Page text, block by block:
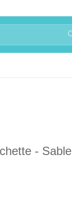
- Sable